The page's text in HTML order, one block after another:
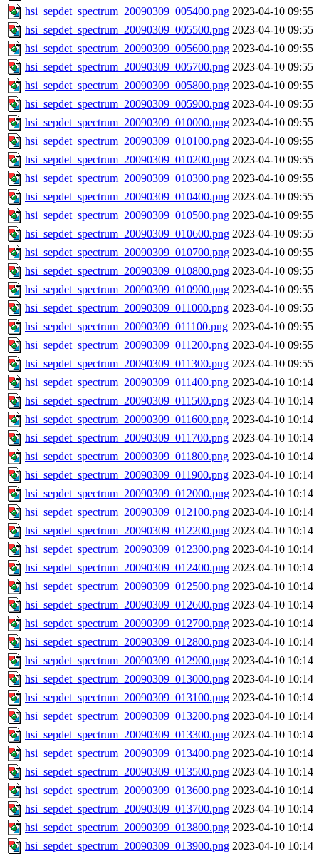
hsi_sepdet_spectrum_20090309_005400.png 2023-04-10 09:55
hsi_sepdet_spectrum_20090309_005500.png 2023-04-10 09:55
hsi_sepdet_spectrum_20090309_005600.png 2023-04-10 09:55
hsi_sepdet_spectrum_20090309_005700.png 2023-04-10 09:55
hsi_sepdet_spectrum_20090309_005800.png 2023-04-10 09:55
hsi_sepdet_spectrum_20090309_005900.png 2023-04-10 09:55
hsi_sepdet_spectrum_20090309_010000.png 2023-04-10 09:55
hsi_sepdet_spectrum_20090309_010100.png 2023-04-10 09:55
hsi_sepdet_spectrum_20090309_010200.png 2023-04-10 09:55
hsi_sepdet_spectrum_20090309_010300.png 2023-04-10 09:55
hsi_sepdet_spectrum_20090309_010400.png 2023-04-10 09:55
hsi_sepdet_spectrum_20090309_010500.png 2023-04-10 09:55
hsi_sepdet_spectrum_20090309_010600.png 2023-04-10 09:55
hsi_sepdet_spectrum_20090309_010700.png 2023-04-10 09:55
hsi_sepdet_spectrum_20090309_010800.png 2023-04-10 09:55
hsi_sepdet_spectrum_20090309_010900.png 2023-04-10 09:55
hsi_sepdet_spectrum_20090309_011000.png 2023-04-10 09:55
hsi_sepdet_spectrum_20090309_011100.png 2023-04-10 09:55
hsi_sepdet_spectrum_20090309_011200.png 2023-04-10 09:55
hsi_sepdet_spectrum_20090309_011300.png 2023-04-10 09:55
hsi_sepdet_spectrum_20090309_011400.png 2023-04-10 10:14
hsi_sepdet_spectrum_20090309_011500.png 2023-04-10 10:14
hsi_sepdet_spectrum_20090309_011600.png 2023-04-10 10:14
hsi_sepdet_spectrum_20090309_011700.png 2023-04-10 10:14
hsi_sepdet_spectrum_20090309_011800.png 2023-04-10 10:14
hsi_sepdet_spectrum_20090309_011900.png 2023-04-10 10:14
hsi_sepdet_spectrum_20090309_012000.png 2023-04-10 10:14
hsi_sepdet_spectrum_20090309_012100.png 2023-04-10 10:14
hsi_sepdet_spectrum_20090309_012200.png 2023-04-10 10:14
hsi_sepdet_spectrum_20090309_012300.png 2023-04-10 10:14
hsi_sepdet_spectrum_20090309_012400.png 2023-04-10 10:14
hsi_sepdet_spectrum_20090309_012500.png 2023-04-10 10:14
hsi_sepdet_spectrum_20090309_012600.png 2023-04-10 10:14
hsi_sepdet_spectrum_20090309_012700.png 2023-04-10 10:14
hsi_sepdet_spectrum_20090309_012800.png 2023-04-10 10:14
hsi_sepdet_spectrum_20090309_012900.png 2023-04-10 10:14
hsi_sepdet_spectrum_20090309_013000.png 2023-04-10 10:14
hsi_sepdet_spectrum_20090309_013100.png 2023-04-10 10:14
hsi_sepdet_spectrum_20090309_013200.png 2023-04-10 10:14
hsi_sepdet_spectrum_20090309_013300.png 2023-04-10 10:14
hsi_sepdet_spectrum_20090309_013400.png 2023-04-10 10:14
hsi_sepdet_spectrum_20090309_013500.png 2023-04-10 10:14
hsi_sepdet_spectrum_20090309_013600.png 2023-04-10 10:14
hsi_sepdet_spectrum_20090309_013700.png 2023-04-10 10:14
hsi_sepdet_spectrum_20090309_013800.png 2023-04-10 10:14
hsi_sepdet_spectrum_20090309_013900.png 2023-04-10 10:14